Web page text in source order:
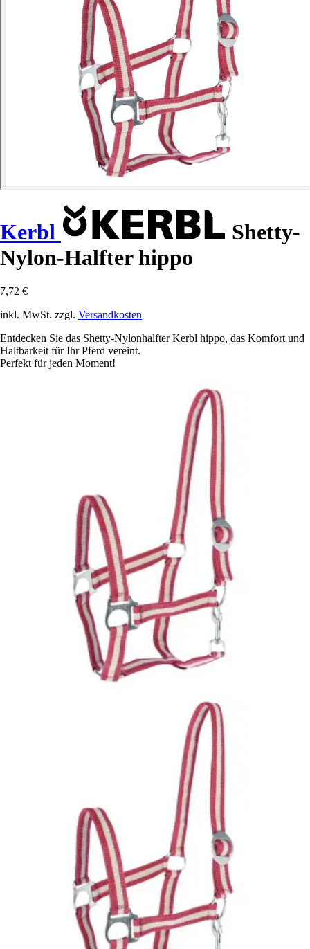
Kerbl
Shetty-
Nylon-Halfter hippo
7,72 €
inkl. MwSt. zzgl. Versandkosten
Entdecken Sie das Shetty-Nylonhalfter Kerbl hippo, das Komfort und
Haltbarkeit für Ihr Pferd vereint.
Perfekt für jeden Moment!